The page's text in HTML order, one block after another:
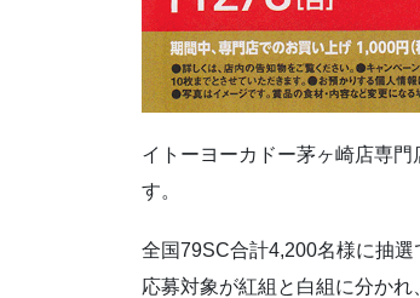
イトーヨーカドー茅ヶ崎店専
す。
全国79SC合計4,200名様に抽選
応募対象が紅組と白組に分かれ